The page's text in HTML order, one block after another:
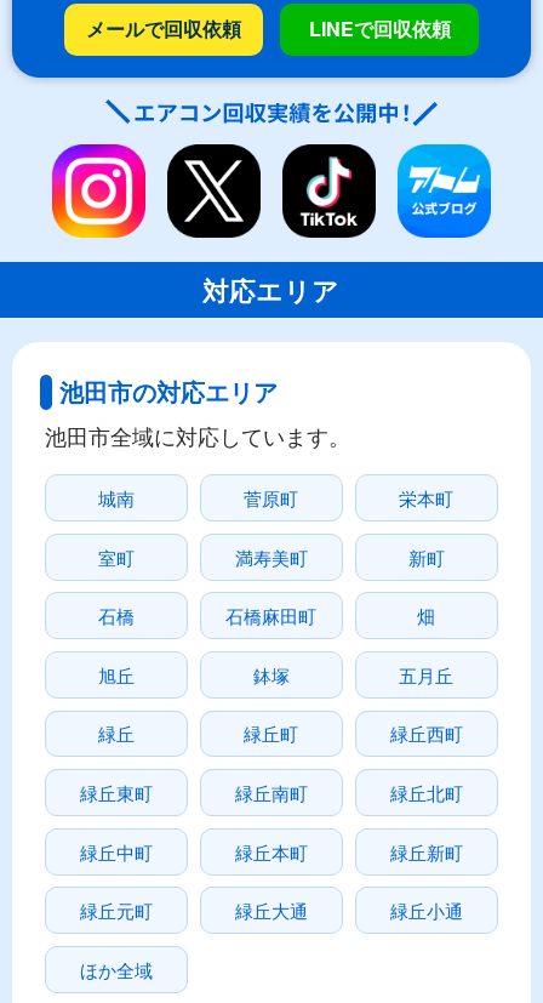
メールで回収依頼 LINEで回収依頼
対応エリア
池田市の対応エリア
池田市全域に対応しています。
城南 菅原町 栄本町
室町 満寿美町 新町
石橋 石橋麻田町 畑
旭丘 鉢塚 五月丘
緑丘 緑丘町 緑丘西町
緑丘東町 緑丘南町 緑丘北町
緑丘中町 緑丘本町 緑丘新町
緑丘元町 緑丘大通 緑丘小通
ほか全域